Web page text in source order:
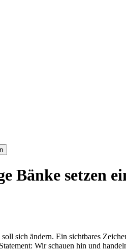
Bänke setzen
sich ändern. Ein sichtbares
Wir schauen hin und